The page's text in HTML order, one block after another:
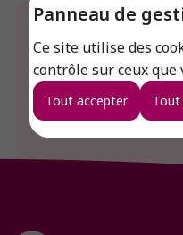
Panneau de
Ce site utilise des
contrôle sur ceux
Tout accepter
Envie de connaitre le
Créer